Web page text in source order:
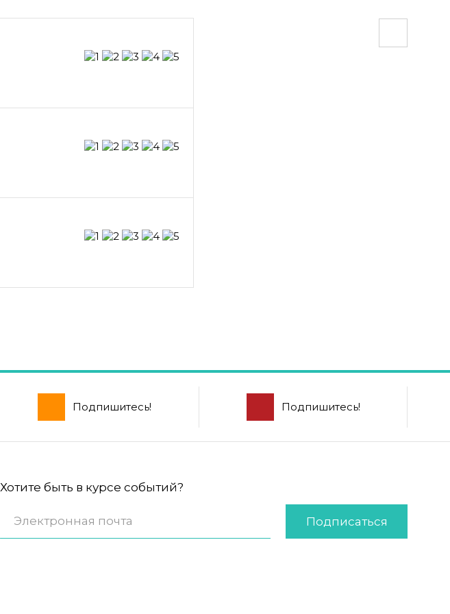
Подпишитесь! Подпишитесь!
Хотите быть в курсе событий?
Подписаться